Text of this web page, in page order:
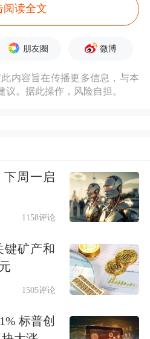
股均将迎来存储芯
SK海力士和长鑫
阅读全文
朋友圈 微博
内容旨在传播更多信息，与本
。据此操作，风险自担。
下周一启
1158评论
键矿产和
1505评论
标普创